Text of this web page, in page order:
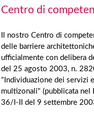
Centro di
Il nostro Centro di
delle barriere
ufficialmente con delibera
del 25 agosto 2003, n.
"Individuazione dei servizi
multizonali" (pubblicata
36/I-II del 9 settembre